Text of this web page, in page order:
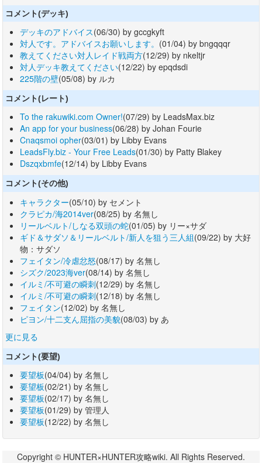
コメント(デッキ)
デッキのアドバイス(06/30) by gccgkyft
対人です。アドバイスお願いします。 (01/04) by bngqqqr
教えてください対人レイド戦両方(12/29) by nkeltjr
対人デッキ教えてください(12/22) by epqdsdi
225階の壁(05/08) by ルカ
コメント(レート)
To the rakuwiki.com Owner!(07/29) by LeadsMax.biz
An app for your business(06/28) by Johan Fourie
Cnaqsmoi opher(03/01) by Libby Evans
LeadsFly.biz - Your Free Leads(01/30) by Patty Blakey
Dszqxbmfe(12/14) by Libby Evans
コメント(その他)
キャラクター(05/10) by セメント
クラピカ/海2014ver(08/25) by 名無し
リールベルト/しなる双頭の蛇(01/05) by リー×サダ
ギド＆サダソ＆リールベルト/新人を狙う三人組(09/22) by 大好
物：サダソ
フェイタン/冷虐忿怒(08/17) by 名無し
シズク/2023海ver(08/14) by 名無し
イルミ/不可避の瞬刺(12/29) by 名無し
イルミ/不可避の瞬刺(12/18) by 名無し
フェイタン(12/02) by 名無し
ピヨン/十二支ん屈指の美貌(08/03) by あ
更に見る
コメント(要望)
要望板(04/04) by 名無し
要望板(02/21) by 名無し
要望板(02/17) by 名無し
要望板(01/29) by 管理人
要望板(12/22) by 名無し
Copyright © HUNTER×HUNTER攻略wiki. All Rights Reserved.